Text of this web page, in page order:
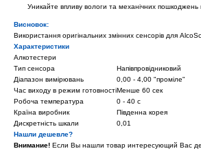
Уникайте впливу вологи та механічних
Висновок:
Використання оригінальних змінних сенсорів для
Характеристики
Алкотестери
Тип сенсора
Напівпровідниковий
Діапазон вимірювань
0,00 - 4,00 "проміле"
Час виходу в режим готовностіМенше 60 сек
Робоча температура
0 - 40 с
Країна виробник
Південна корея
Дискретність шкали
0,01
Нашли дешевле?
Внимание! Если Вы нашли товар интересующий Вас